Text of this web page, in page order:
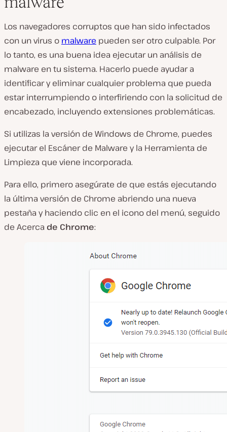
Los navegadores corruptos que han sido infectados
con un virus o malware pueden ser otro culpable. Por
lo tanto, es una buena idea ejecutar un análisis de
malware en tu sistema. Hacerlo puede ayudar a
identificar y eliminar cualquier problema que pueda
estar interrumpiendo o interfiriendo con la solicitud de
encabezado, incluyendo extensiones problemáticas.
Si utilizas la versión de Windows de Chrome, puedes
ejecutar el Escáner de Malware y la Herramienta de
Limpieza que viene incorporada.
Para ello, primero asegúrate de que estás ejecutando
la última versión de Chrome abriendo una nueva
pestaña y haciendo clic en el icono del menú, seguido
de Acerca de Chrome: